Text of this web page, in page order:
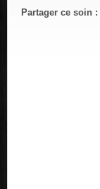
Partager ce soin :